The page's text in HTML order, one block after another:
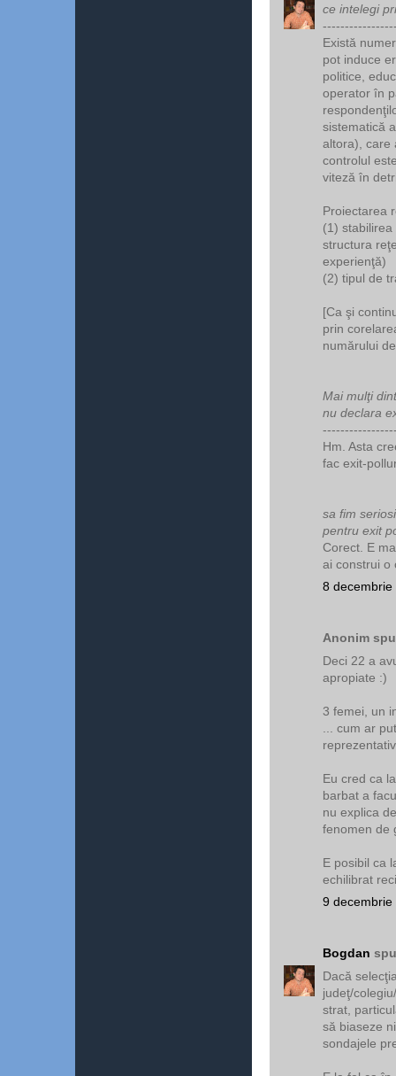
ce intelegi
Există
pot induce
politice,
operator în
sistematică
altora), care
controlul
viteză în
Proiectarea
(1)
structura
experienţă)
(2) tipul de
[Ca şi
prin
numărului
Mai mulţi
nu declara
Hm. Asta
fac exit-
sa fim
pentru exit
Corect. E
ai construi o
8
Anonim
Deci 22 a
apropiate :)
3 femei, un
... cum ar
Eu cred ca
barbat a
nu explica
fenomen de
E posibil ca
echilibrat
9 decembrie
Bogdan
Dacă
judeţ/
strat,
să biaseze
sondajele